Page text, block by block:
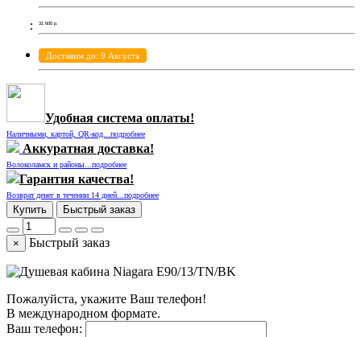
31 600 р.
Доставим до: 9 Августа
Удобная система оплаты!
Наличными, картой, QR-код...подробнее
Аккуратная доставка!
Волоколамск и районы...подробнее
Гарантия качества!
Возврат денег в течении 14 дней...подробнее
Купить Быстрый заказ
× Быстрый заказ
Пожалуйста, укажите Ваш телефон!
В международном формате.
Ваш телефон: